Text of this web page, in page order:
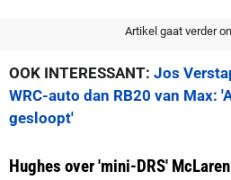
Artikel gaat verder
OOK INTERESSANT: Jos
WRC-auto dan RB20 van Max:
gesloopt'
Hughes over 'mini-DRS' McLaren